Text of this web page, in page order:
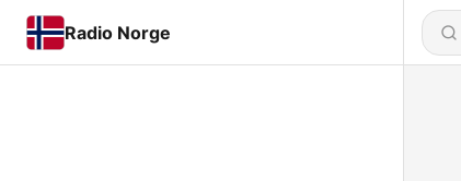
Radio Norge